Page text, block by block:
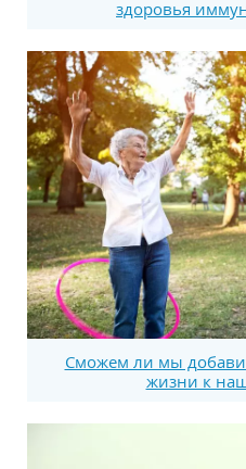
здоровья
Сможем ли мы
жизни к